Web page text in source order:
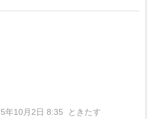
年10月2日 8:35
ときたす